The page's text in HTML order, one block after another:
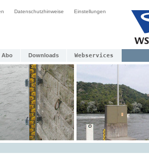
Datenschutzhinweise Einstellungen
Abo Downloads Webservices